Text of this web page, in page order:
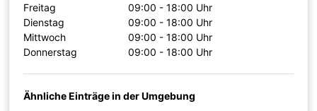
Freitag
09:00 - 18:00 Uhr
Dienstag
09:00 - 18:00 Uhr
Mittwoch
09:00 - 18:00 Uhr
Donnerstag
09:00 - 18:00 Uhr
Ähnliche Einträge in der Umgebung